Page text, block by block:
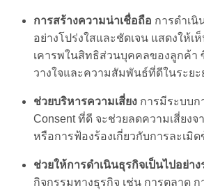
การสร้างความน่าเชื่อถือ การดำเ
อย่างโปร่งใสและชัดเจน แสดงให้เ
เคารพในสิทธิส่วนบุคคลของลูกค้า
วางใจและความสัมพันธ์ที่ดีในระยะ
ช่วยบริหารความเสี่ยง การมีระบบก
Consent ที่ดี จะช่วยลดความเสี่ยงจ
หรือการฟ้องร้องเกี่ยวกับการละเมิ
ช่วยให้การดำเนินธุรกิจเป็นไปอย่า
กิจกรรมทางธุรกิจ เช่น การตลาด